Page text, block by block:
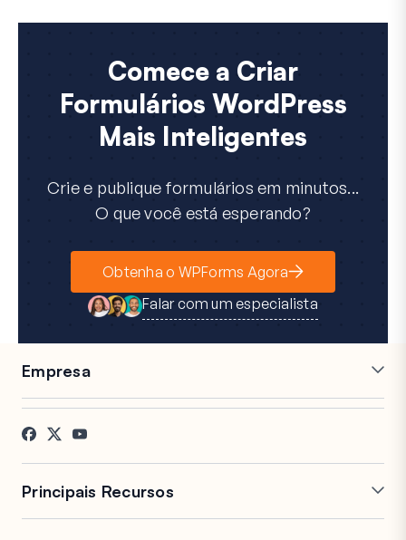
Comece a Criar
Formulários WordPress
Mais Inteligentes
Crie e publique formulários em minutos...
O que você está esperando?
Obtenha o WPForms Agora
Falar com um especialista
Empresa
Carreiras
Depoimentos
Afiliados
Principais Recursos